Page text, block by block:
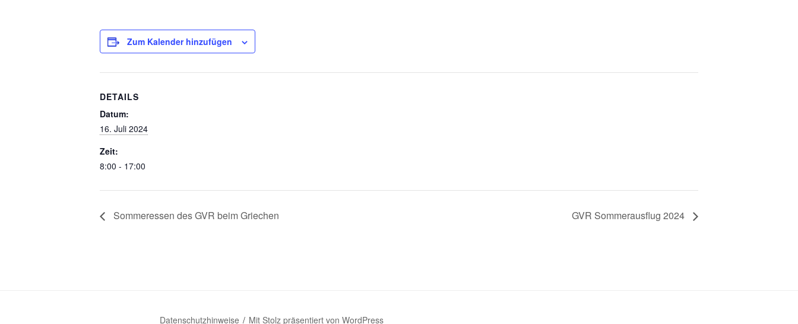
Zum Kalender hinzufügen
DETAILS
Datum:
16. Juli 2024
Zeit:
8:00 - 17:00
Sommeressen des GVR beim Griechen GVR Sommerausflug 2024
Datenschutzhinweise Mit Stolz präsentiert von WordPress